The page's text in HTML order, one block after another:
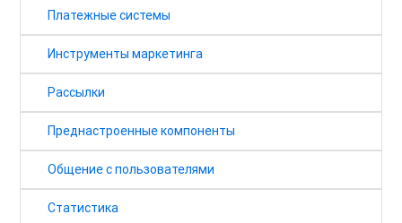
Платежные системы
Инструменты маркетинга
Рассылки
Преднастроенные компоненты
Общение с пользователями
Статистика